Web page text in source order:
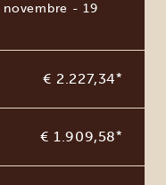
novembre - 19
€ 2.227,34*
€ 1.909,58*